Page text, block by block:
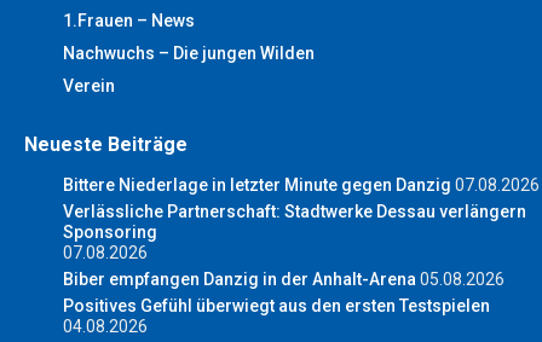
1.Frauen – News
Nachwuchs – Die jungen Wilden
Verein
Neueste Beiträge
Bittere Niederlage in letzter Minute gegen Danzig 07.08.2026
Verlässliche Partnerschaft: Stadtwerke Dessau verlängern
Sponsoring
07.08.2026
Biber empfangen Danzig in der Anhalt-Arena 05.08.2026
Positives Gefühl überwiegt aus den ersten Testspielen
04.08.2026